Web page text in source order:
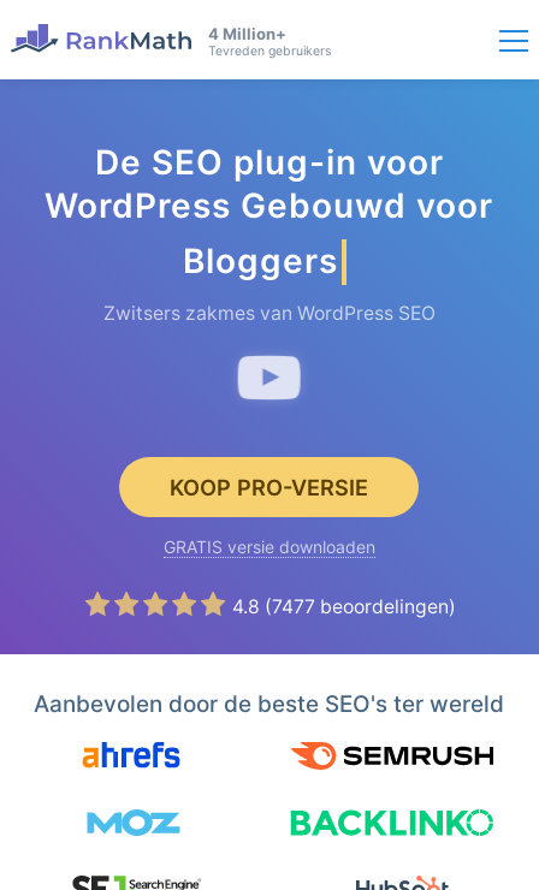
4 Million+
Tevreden gebruikers
De SEO plug-in voor
WordPress Gebouwd voor
Bloggers
Zwitsers zakmes van WordPress SEO
KOOP PRO-VERSIE
GRATIS versie downloaden
4.8 (7477 beoordelingen)
Aanbevolen door de beste SEO's ter wereld